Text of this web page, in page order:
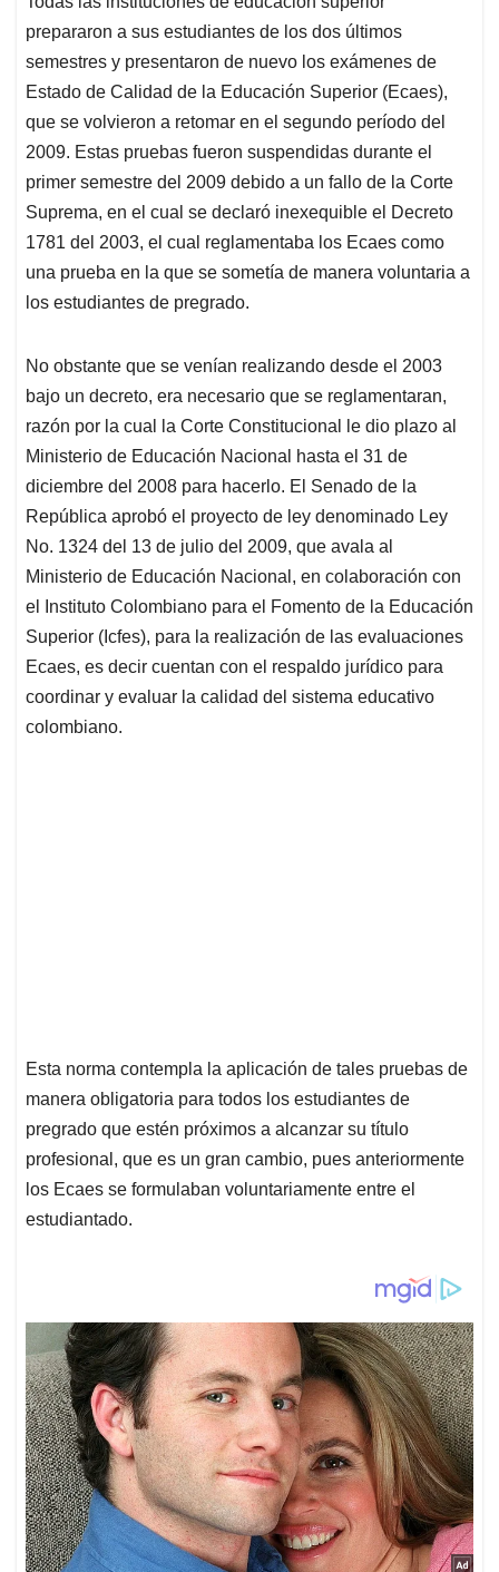
s
A
p
p
b
o
o
k
e
d
I
n
l
a
d
s
prepararon a sus estudiantes de los dos últimos
semestres y presentaron de nuevo los exámenes de
Estado de Calidad de la Educación Superior (Ecaes),
que se volvieron a retomar en el segundo período del
2009. Estas pruebas fueron suspendidas durante el
primer semestre del 2009 debido a un fallo de la Corte
Suprema, en el cual se declaró inexequible el Decreto
1781 del 2003, el cual reglamentaba los Ecaes como
una prueba en la que se sometía de manera voluntaria a
los estudiantes de pregrado.
No obstante que se venían realizando desde el 2003
bajo un decreto, era necesario que se reglamentaran,
razón por la cual la Corte Constitucional le dio plazo al
Ministerio de Educación Nacional hasta el 31 de
diciembre del 2008 para hacerlo. El Senado de la
República aprobó el proyecto de ley denominado Ley
No. 1324 del 13 de julio del 2009, que avala al
Ministerio de Educación Nacional, en colaboración con
el Instituto Colombiano para el Fomento de la Educación
Superior (Icfes), para la realización de las evaluaciones
Ecaes, es decir cuentan con el respaldo jurídico para
coordinar y evaluar la calidad del sistema educativo
colombiano.
Esta norma contempla la aplicación de tales pruebas de
manera obligatoria para todos los estudiantes de
pregrado que estén próximos a alcanzar su título
profesional, que es un gran cambio, pues anteriormente
los Ecaes se formulaban voluntariamente entre el
estudiantado.